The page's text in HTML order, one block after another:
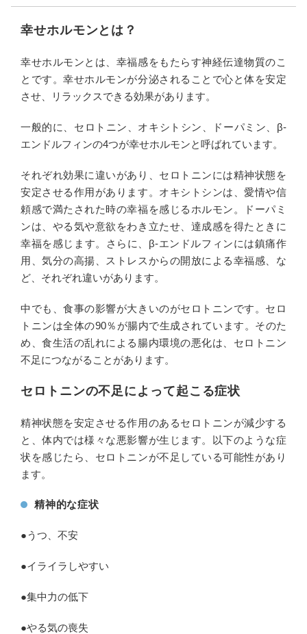
幸せホルモンとは？
幸せホルモンとは、幸福感をもたらす神経伝達物質のこ
とです。幸せホルモンが分泌されることで心と体を安定
させ、リラックスできる効果があります。
一般的に、セロトニン、オキシトシン、ドーパミン、β-
エンドルフィンの4つが幸せホルモンと呼ばれています。
それぞれ効果に違いがあり、セロトニンには精神状態を
安定させる作用があります。オキシトシンは、愛情や信
頼感で満たされた時の幸福を感じるホルモン。ドーパミ
ンは、やる気や意欲をわき立たせ、達成感を得たときに
幸福を感じます。さらに、β-エンドルフィンには鎮痛作
用、気分の高揚、ストレスからの開放による幸福感、な
ど、それぞれ違いがあります。
中でも、食事の影響が大きいのがセロトニンです。セロ
トニンは全体の90％が腸内で生成されています。そのた
め、食生活の乱れによる腸内環境の悪化は、セロトニン
不足につながることがあります。
セロトニンの不足によって起こる症状
精神状態を安定させる作用のあるセロトニンが減少する
と、体内では様々な悪影響が生じます。以下のような症
状を感じたら、セロトニンが不足している可能性があり
ます。
精神的な症状
●うつ、不安
●イライラしやすい
●集中力の低下
●やる気の喪失